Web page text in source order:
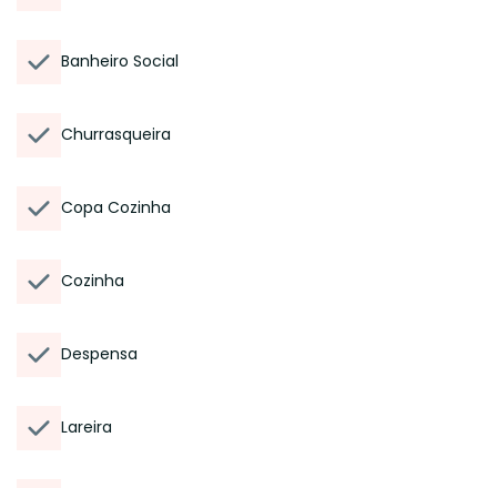
Banheiro Social
Churrasqueira
Copa Cozinha
Cozinha
Despensa
Lareira